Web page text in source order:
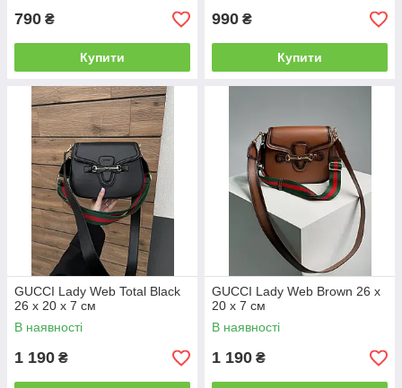
790 ₴
Купити
990 ₴
Купити
GUCCI Lady Web Total Black
26 х 20 х 7 см
В наявності
1 190 ₴
GUCCI Lady Web Brown 26 х
20 х 7 см
В наявності
1 190 ₴